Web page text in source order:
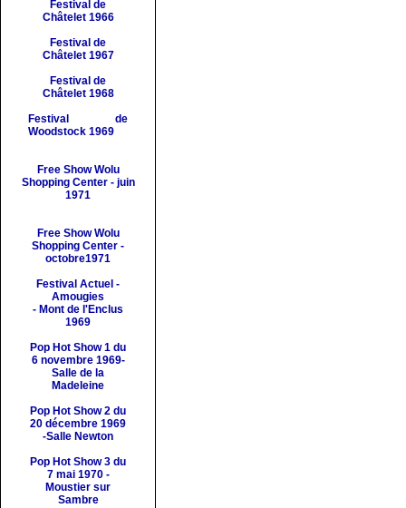
Festival de
Châtelet 1966
Festival de
Châtelet 1967
Festival de
Châtelet 1968
Festival de
Woodstock 1969
Free Show Wolu
Shopping Center - juin
1971
Free Show Wolu
Shopping Center -
octobre1971
Festival Actuel -
Amougies
- Mont de l'Enclus
1969
Pop Hot Show 1 du
6 novembre 1969-
Salle de la
Madeleine
Pop Hot Show 2 du
20 décembre 1969
-Salle Newton
Pop Hot Show 3 du
7 mai 1970 -
Moustier sur
Sambre